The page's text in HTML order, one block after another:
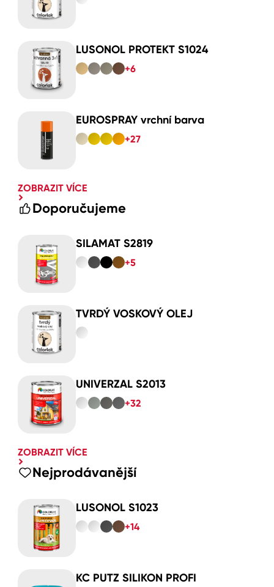
LUSONOL PROTEKT S1024
+6
EUROSPRAY vrchní barva
+27
ZOBRAZIT VÍCE
Doporučujeme
SILAMAT S2819
+5
TVRDÝ VOSKOVÝ OLEJ
UNIVERZAL S2013
+32
ZOBRAZIT VÍCE
Nejprodávanější
LUSONOL S1023
+14
KC PUTZ SILIKON PROFI